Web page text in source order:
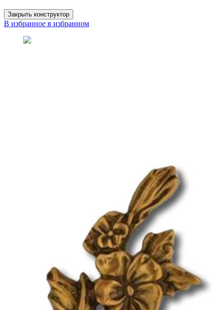
Закрыть конструктор
В избранное в избранном